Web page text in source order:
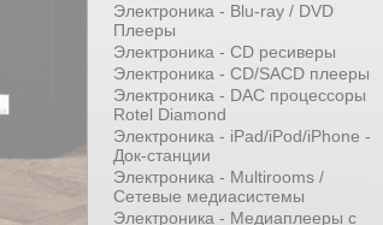
Электроника - Blu-ray / DVD
Плееры
Электроника - CD ресиверы
Электроника - CD/SACD плееры
Электроника - DAC процессоры
Rotel Diamond
Электроника - iPad/iPod/iPhone -
Док-станции
Электроника - Multirooms /
Сетевые медиасистемы
Электроника - Медиаплееры с